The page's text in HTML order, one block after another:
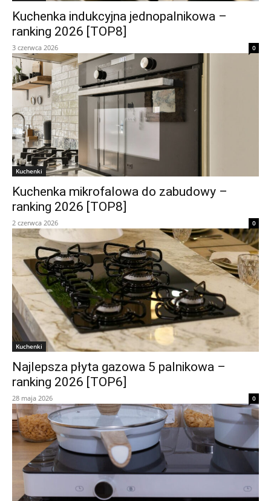
Kuchenka indukcyjna jednopalnikowa –
ranking 2026 [TOP8]
3 czerwca 2026 0
Kuchenki
Kuchenka mikrofalowa do zabudowy –
ranking 2026 [TOP8]
2 czerwca 2026 0
Kuchenki
Najlepsza płyta gazowa 5 palnikowa –
ranking 2026 [TOP6]
28 maja 2026 0